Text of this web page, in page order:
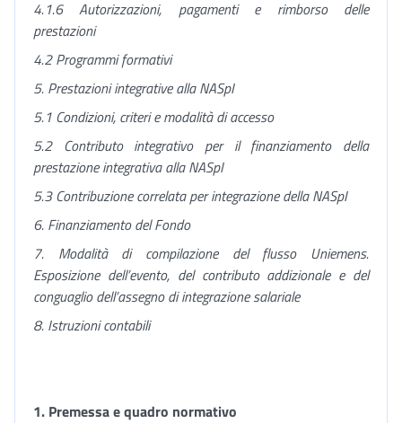
4.1.6 Autorizzazioni, pagamenti e rimborso delle
prestazioni
4.2 Programmi formativi
5. Prestazioni integrative alla NASpI
5.1 Condizioni, criteri e modalità di accesso
5.2 Contributo integrativo per il finanziamento della
prestazione integrativa alla NASpI
5.3 Contribuzione correlata per integrazione della NASpI
6. Finanziamento del Fondo
7. Modalità di compilazione del flusso Uniemens.
Esposizione dell’evento, del contributo addizionale e del
conguaglio dell’assegno di integrazione salariale
8. Istruzioni contabili
1. Premessa e quadro normativo